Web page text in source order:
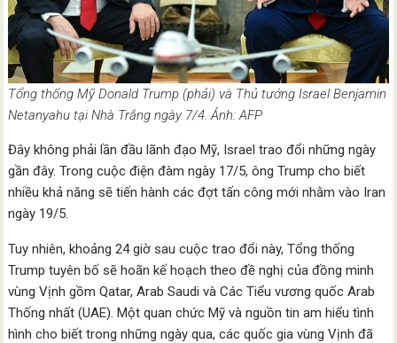
Tổng thống Mỹ Donald Trump (phải) và Thủ tướng Israel Benjamin
Netanyahu tại Nhà Trắng ngày 7/4. Ảnh: AFP
Đây không phải lần đầu lãnh đạo Mỹ, Israel trao đổi những ngày
gần đây. Trong cuộc điện đàm ngày 17/5, ông Trump cho biết
nhiều khả năng sẽ tiến hành các đợt tấn công mới nhằm vào Iran
ngày 19/5.
Tuy nhiên, khoảng 24 giờ sau cuộc trao đổi này, Tổng thống
Trump tuyên bố sẽ hoãn kế hoạch theo đề nghị của đồng minh
vùng Vịnh gồm Qatar, Arab Saudi và Các Tiểu vương quốc Arab
Thống nhất (UAE). Một quan chức Mỹ và nguồn tin am hiểu tình
hình cho biết trong những ngày qua, các quốc gia vùng Vịnh đã